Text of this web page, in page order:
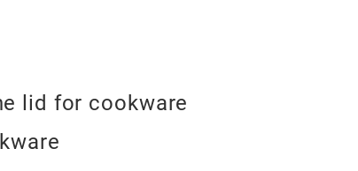
lid for cookware